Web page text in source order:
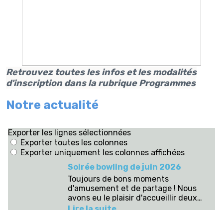
Retrouvez toutes les infoset les modalités
d'inscription dans la rubrique Programmes
Notre actualité